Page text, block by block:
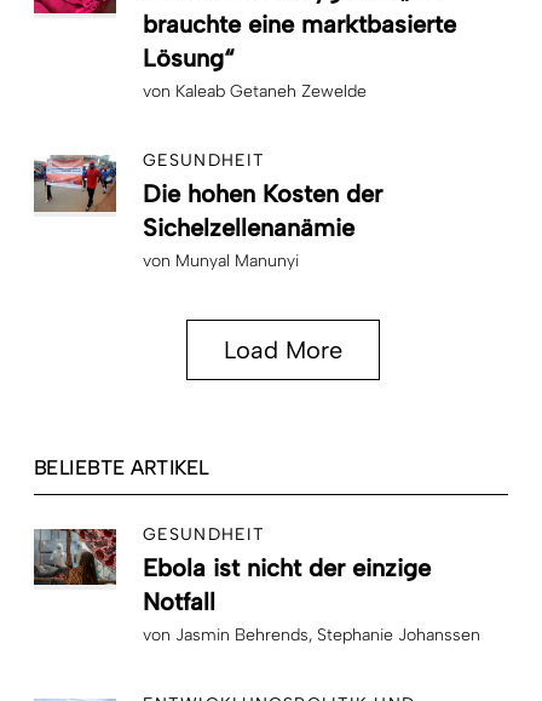
brauchte eine marktbasierte
Lösung“
von Kaleab Getaneh Zewelde
GESUNDHEIT
Die hohen Kosten der
Sichelzellenanämie
von Munyal Manunyi
Load More
BELIEBTE ARTIKEL
GESUNDHEIT
Ebola ist nicht der einzige
Notfall
von Jasmin Behrends Stephanie Johanssen